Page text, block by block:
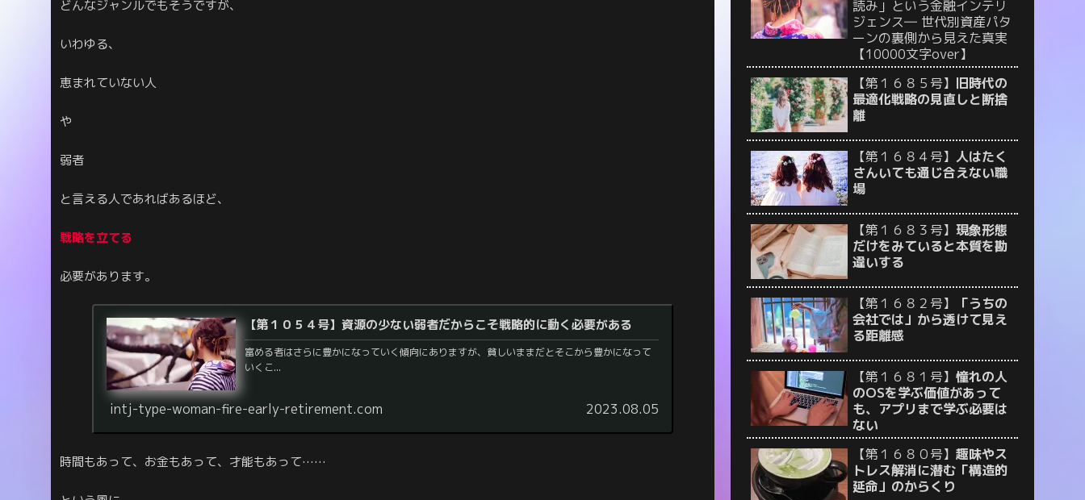
どんなジャンルでもそうですが、
いわゆる、
恵まれていない人
や
弱者
と言える人であればあるほど、
戦略を立てる
必要があります。
【第１０５４号】資源の少ない弱者だからこそ戦略的に動く必要がある
富める者はさらに豊かになっていく傾向にありますが、貧しいままだとそこから豊かになって
いくこ...
intj-type-woman-fire-early-retirement.com 2023.08.05
時間もあって、お金もあって、才能もあって……
読み」という金融インテリ
ジェンス― 世代別資産パタ
ーンの裏側から見えた真実
【10000文字over】
【第１６８５号】 旧時代の
最適化戦略の見直しと断捨
離
【第１６８４号】 人はたく
さんいても通じ合えない職
場
【第１６８３号】 現象形態
だけをみていると本質を勘
違いする
【第１６８２号】
「うちの
会社では」から透けて見え
る距離感
【第１６８１号】 憧れの人
のOSを学ぶ価値があって
も、アプリまで学ぶ必要は
ない
【第１６８０号】 趣味やス
トレス解消に潜む「構造的
延命」のからくり